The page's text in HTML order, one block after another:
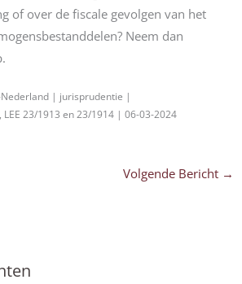
of over de fiscale gevolgen van het
Neem dan
| jurisprudentie |
LEE 23/1913 en 23/1914 | 06-03-2024
Volgende Bericht →